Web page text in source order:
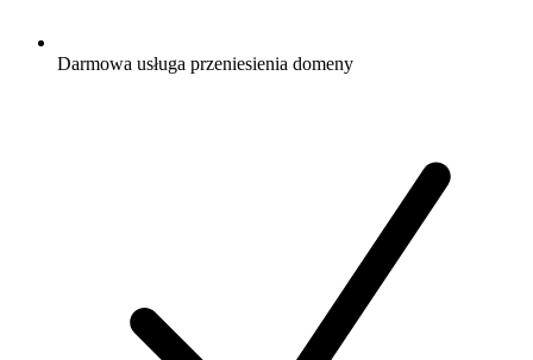
Darmowa usługa przeniesienia domeny